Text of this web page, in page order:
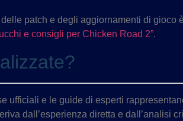
patch e degli aggiornamenti di
e consigli per Chicken Road 2”.
ufficiali e le guide di esperti
dall’esperienza diretta e dall’analisi